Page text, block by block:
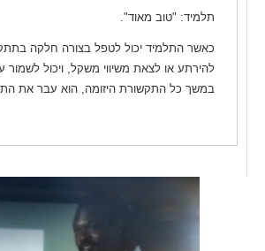
תלמיד: "טוב מאוד".
כאשר התלמיד יכול לטפל בצורה חלקה
להירתע או לצאת משיווי משקל, ויכול
במשך כל התקשורת היזומה, הוא עבר את